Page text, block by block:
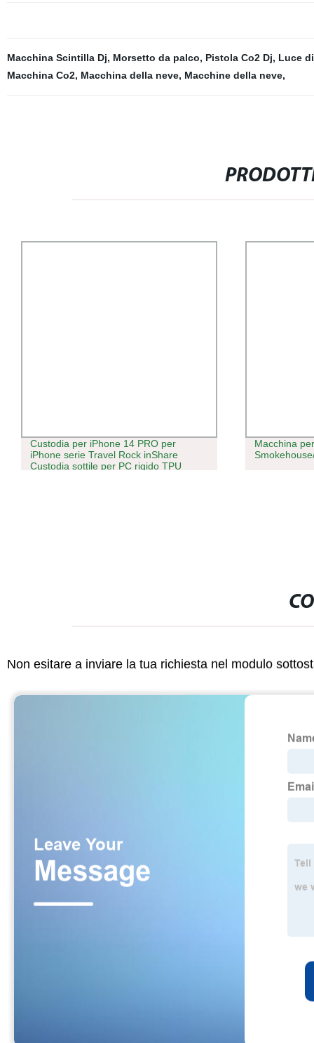
Macchina Scintilla Dj, Morsetto da palco, Pistola Co2 Dj, Luce
Macchina Co2, Macchina della neve, Macchine della neve,
Custodia per iPhone 14 PRO per
iPhone serie Travel Rock inShare
Custodia sottile per PC rigido TPU
Macchina
Non esitare a inviare la tua richiesta nel modulo